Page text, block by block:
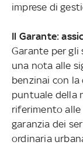
imprese di
Il Garante:
Garante per gli
una nota alle
benzinai con
puntuale della
riferimento
garanzia dei
ordinaria